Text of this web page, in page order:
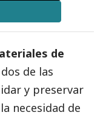
de
de las
y preservar
necesidad de